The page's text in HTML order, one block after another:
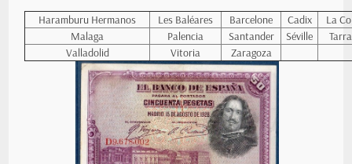
Haramburu Hermanos
Les Baléares Barcelone Cadix
La
Malaga
Palencia Santander Séville
Valladolid
Vitoria Zaragoza